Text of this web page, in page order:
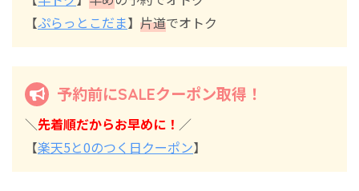
【ぷらっとこだま】 片道でオトク
予約前にSALEクーポン取得！
＼先着順だからお早めに！ ／
【楽天5と0のつく日クーポン】